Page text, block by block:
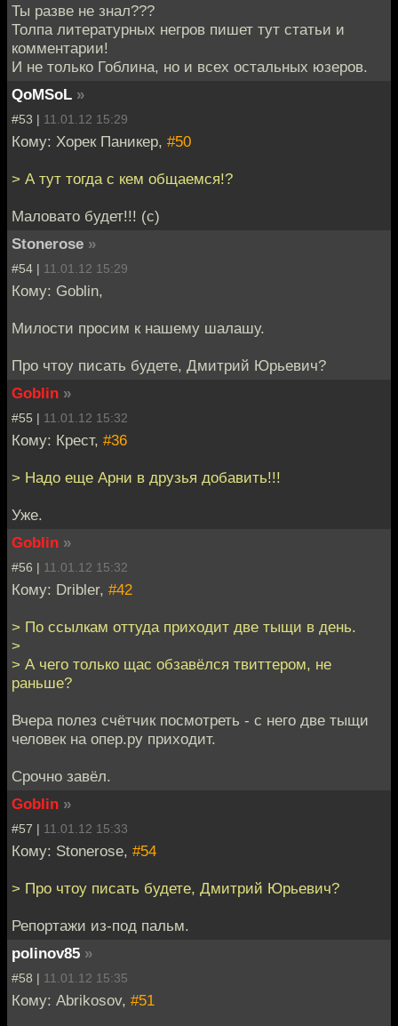
Ты разве не знал???
Толпа литературных негров пишет тут статьи и
комментарии!
И не только Гоблина, но и всех остальных юзеров.
QoMSoL »
#53 | 11.01.12 15:29
Кому: Хорек Паникер, #50
> А тут тогда с кем общаемся!?
Маловато будет!!! (с)
Stonerose »
#54 | 11.01.12 15:29
Кому: Goblin,
Милости просим к нашему шалашу.
Про чтоу писать будете, Дмитрий Юрьевич?
Goblin »
#55 | 11.01.12 15:32
Кому: Крест, #36
> Надо еще Арни в друзья добавить!!!
Уже.
Goblin »
#56 | 11.01.12 15:32
Кому: Dribler, #42
> По ссылкам оттуда приходит две тыщи в день.
>
> А чего только щас обзавёлся твиттером, не
раньше?
Вчера полез счётчик посмотреть - с него две тыщи
человек на опер.ру приходит.
Срочно завёл.
Goblin »
#57 | 11.01.12 15:33
Кому: Stonerose, #54
> Про чтоу писать будете, Дмитрий Юрьевич?
Репортажи из-под пальм.
polinov85 »
#58 | 11.01.12 15:35
Кому: Abrikosov, #51